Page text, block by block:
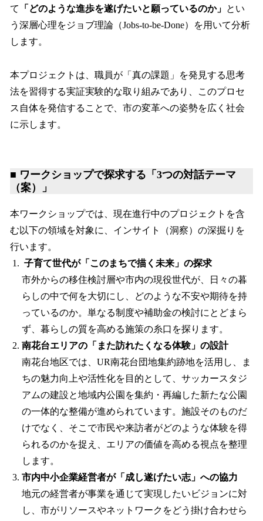
て
「どのような進歩を遂げたいと願っているのか」 とい
う深層心理をジョブ理論（Jobs-to-be-Done）を用いて分析
します。
本プロジェクトは、職員が「真の課題」を発見する思考
法を習得する実証実験的な取り組みであり、このプロセ
ス自体を発信することで、市の変革への姿勢を広く社会
に示します。
■ ワークショップで探求する「3つの対話テーマ
（案）」
本ワークショップでは、現在進行中のプロジェクトを含
む以下の領域を対象に、インサイト（洞察）の深掘りを
行います。
子育て世代が「このまちで描く未来」の探求
市外からの移住検討層や市内の現役世代が、日々の暮
らしの中で何を大切にし、どのような不安や期待を持
っているのか。単なる制度や補助金の検討にとどまら
ず、暮らしの質を高める施策の糸口を探ります。
南花台エリアの「また訪れたくなる体験」の設計
南花台地区では、UR南花台団地集約跡地を活用し、ま
ちの魅力向上や活性化を目的として、サッカースタジ
アムの建設と地域内公園を集約・再編した新たな公園
の一体的な整備が進められています。施設そのものだ
けでなく、そこで市民や来訪者がどのような体験を得
られるのかを捉え、エリアの価値を高める視点を整理
します。
市内中小企業経営者が「成し遂げたい志」への協力
地元の経営者が事業を通じて実現したいビジョンに対
し、市がリソースやネットワークをどう掛け合わせら